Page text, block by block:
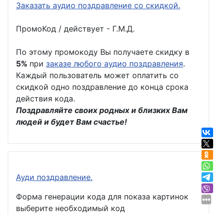
Заказать аудио поздравление со скидкой.
ПромоКод / действует - Г.М.Д.
По этому промокоду Вы получаете скидку в
5% при заказе любого аудио поздравления.
Каждый пользователь может оплатить со
скидкой одно поздравление до конца срока
действия кода.
Поздравляйте своих родных и близких Вам
людей и будет Вам счастье!
Ауди поздравление.
Форма генерации кода для показа картинок
выберите необходимый код